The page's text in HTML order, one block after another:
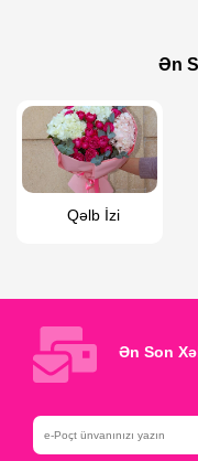
Buket “ Yay Nəfəsi”
Ən
Qəlb İzi
Ən Son